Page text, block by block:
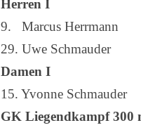
Herren I
9. Marcus
29. Uwe
Damen I
15. Yvonne
GK Liegendkampf 300